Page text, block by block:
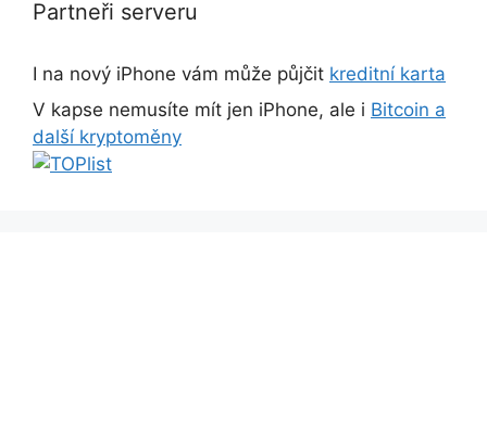
Partneři serveru
I na nový iPhone vám může půjčit kreditní karta
V kapse nemusíte mít jen iPhone, ale i Bitcoin a
další kryptoměny